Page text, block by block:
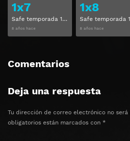
1x7
Safe temporada 1 capitulo 7
8 años hace
1x8
8 años hace
Comentarios
Deja una respuesta
Tu dirección de correo electrónico no
obligatorios están marcados con *